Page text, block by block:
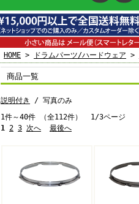
HOME > ドラムパーツ/ハードウェア >
商品一覧
説明付き
/ 写真のみ
1件～40件 （全112件） 1/3ページ
1 2 3 次へ 最後へ